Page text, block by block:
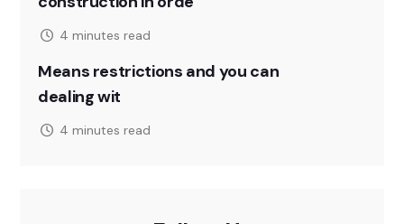
4 minutes read
Means restrictions and you can
dealing wit
4 minutes read